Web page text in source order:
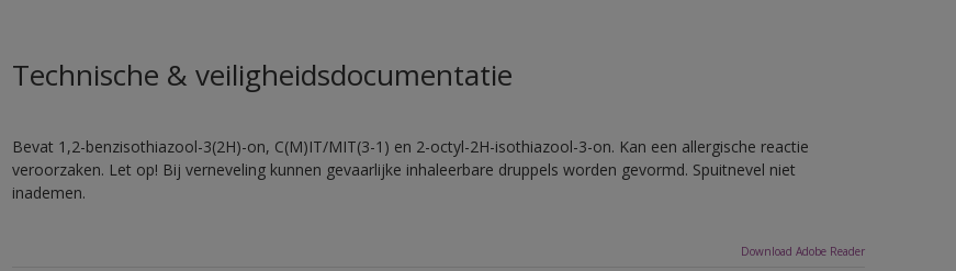
Technische & veiligheidsdocumentatie
Bevat 1,2-benzisothiazool-3(2H)-on, C(M)IT/MIT(3-1) en 2-octyl-2H-isothiazool-3-on. Kan een allergische reactie
veroorzaken. Let op! Bij verneveling kunnen gevaarlijke inhaleerbare druppels worden gevormd. Spuitnevel niet
inademen.
Download Adobe Reader